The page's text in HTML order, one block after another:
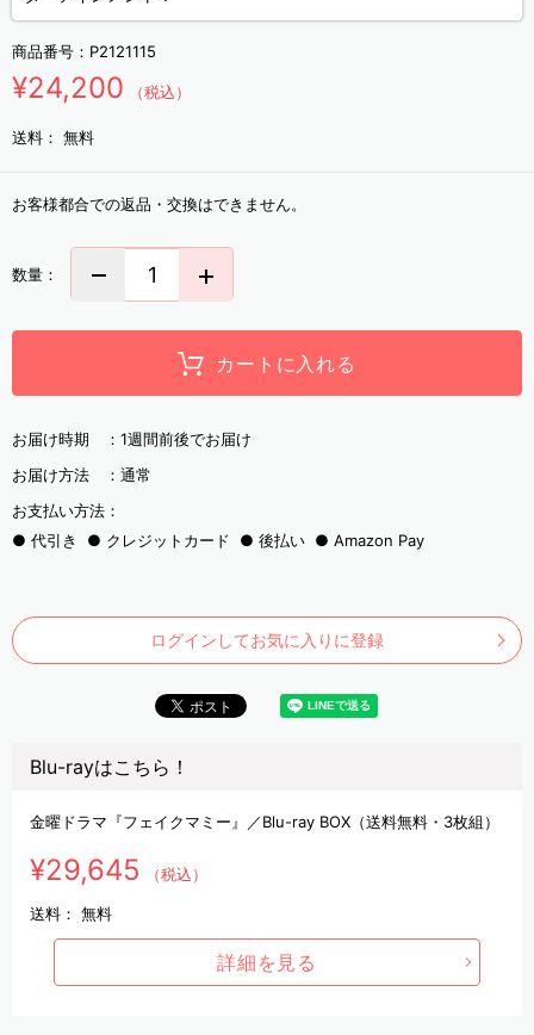
商品番号： P2121115
¥24,200 （税込）
送料： 無料
お客様都合での返品・交換はできません。
数量：
カートに入れる
お届け時期 ： 1週間前後でお届け
お届け方法 ： 通常
お支払い方法：
代引き
クレジットカード 後払い Amazon Pay
ログインしてお気に入りに登録
Blu-rayはこちら！
金曜ドラマ『フェイクマミー』／Blu-ray BOX（送料無料・3枚組）
¥29,645 （税込）
送料： 無料
詳細を見る